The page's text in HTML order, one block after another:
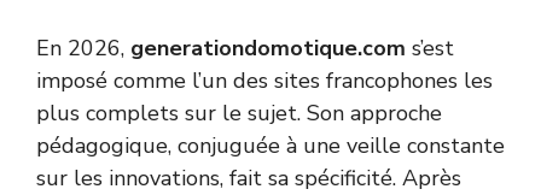
En 2026, generationdomotique.com s’est
imposé comme l’un des sites francophones les
plus complets sur le sujet. Son approche
pédagogique, conjuguée à une veille constante
sur les innovations, fait sa spécificité. Après